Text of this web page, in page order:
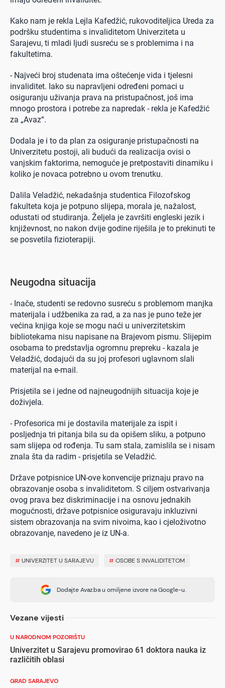
Kako nam je rekla Lejla Kafedžić, rukovoditeljica Ureda za
podršku studentima s invaliditetom Univerziteta u
Sarajevu, ti mladi ljudi susreću se s problemima i na
fakultetima.
- Najveći broj studenata ima oštećenje vida i tjelesni
invaliditet. Iako su napravljeni određeni pomaci u
osiguranju uživanja prava na pristupačnost, još ima
mnogo prostora i potrebe za napredak - rekla je Kafedžić
za „Avaz“.
Dodala je i to da plan za osiguranje pristupačnosti na
Univerzitetu postoji, ali budući da realizacija ovisi o
vanjskim faktorima, nemoguće je pretpostaviti dinamiku i
koliko je novaca potrebno u ovom trenutku.
Dalila Veladžić, nekadašnja studentica Filozofskog
fakulteta koja je potpuno slijepa, morala je, nažalost,
odustati od studiranja. Željela je završiti engleski jezik i
književnost, no nakon dvije godine riješila je to prekinuti te
se posvetila fizioterapiji.
Neugodna situacija
- Inače, studenti se redovno susreću s problemom manjka
materijala i udžbenika za rad, a za nas je puno teže jer
većina knjiga koje se mogu naći u univerzitetskim
bibliotekama nisu napisane na Brajevom pismu. Slijepim
osobama to predstavlja ogromnu prepreku - kazala je
Veladžić, dodajući da su joj profesori uglavnom slali
materijal na e-mail.
Prisjetila se i jedne od najneugodnijih situacija koje je
doživjela.
- Profesorica mi je dostavila materijale za ispit i
posljednja tri pitanja bila su da opišem sliku, a potpuno
sam slijepa od rođenja. Tu sam stala, zamislila se i nisam
znala šta da radim - prisjetila se Veladžić.
Države potpisnice UN-ove konvencije priznaju pravo na
obrazovanje osoba s invaliditetom. S ciljem ostvarivanja
ovog prava bez diskriminacije i na osnovu jednakih
mogućnosti, države potpisnice osiguravaju inkluzivni
sistem obrazovanja na svim nivoima, kao i cjeloživotno
obrazovanje, navedeno je iz UN-a.
#UNIVERZITET U SARAJEVU #OSOBE S INVALIDITETOM
Dodajte Avaz.ba u omiljene izvore na Google-u.
Vezane vijesti
U NARODNOM POZORIŠTU
Univerzitet u Sarajevu promovirao 61 doktora nauka iz
različitih oblasi
GRAD SARAJEVO